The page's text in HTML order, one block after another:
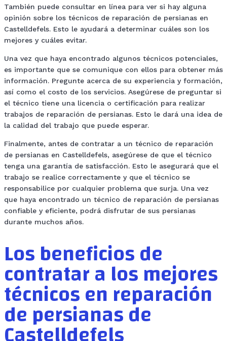
También puede consultar en línea para ver si hay alguna
opinión sobre los técnicos de reparación de persianas en
Castelldefels. Esto le ayudará a determinar cuáles son los
mejores y cuáles evitar.
Una vez que haya encontrado algunos técnicos potenciales,
es importante que se comunique con ellos para obtener más
información. Pregunte acerca de su experiencia y formación,
así como el costo de los servicios. Asegúrese de preguntar si
el técnico tiene una licencia o certificación para realizar
trabajos de reparación de persianas. Esto le dará una idea de
la calidad del trabajo que puede esperar.
Finalmente, antes de contratar a un técnico de reparación
de persianas en Castelldefels, asegúrese de que el técnico
tenga una garantía de satisfacción. Esto le asegurará que el
trabajo se realice correctamente y que el técnico se
responsabilice por cualquier problema que surja. Una vez
que haya encontrado un técnico de reparación de persianas
confiable y eficiente, podrá disfrutar de sus persianas
durante muchos años.
Los beneficios de
contratar a los mejores
técnicos en reparación
de persianas de